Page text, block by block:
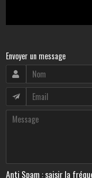
Envoyer un message
Anti Spam : saisir la